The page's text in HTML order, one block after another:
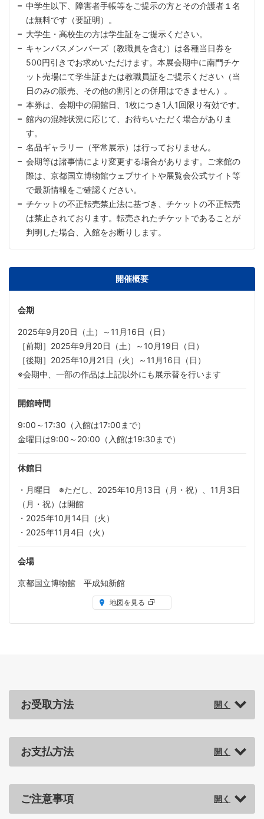
中学生以下、障害者手帳等をご提示の方とその介護者１名
は無料です（要証明）。
大学生・高校生の方は学生証をご提示ください。
キャンパスメンバーズ（教職員を含む）は各種当日券を
500円引きでお求めいただけます。本展会期中に南門チケ
ット売場にて学生証または教職員証をご提示ください（当
日のみの販売、その他の割引との併用はできません）。
本券は、会期中の開館日、1枚につき1人1回限り有効です。
館内の混雑状況に応じて、お待ちいただく場合がありま
す。
名品ギャラリー（平常展示）は行っておりません。
会期等は諸事情により変更する場合があります。ご来館の
際は、京都国立博物館ウェブサイトや展覧会公式サイト等
で最新情報をご確認ください。
チケットの不正転売禁止法に基づき、チケットの不正転売
は禁止されております。転売されたチケットであることが
判明した場合、入館をお断りします。
開催概要
会期
2025年9月20日（土）～11月16日（日）
［前期］2025年9月20日（土）～10月19日（日）
［後期］2025年10月21日（火）～11月16日（日）
※会期中、一部の作品は上記以外にも展示替を行います
開館時間
9:00～17:30（入館は17:00まで）
金曜日は9:00～20:00（入館は19:30まで）
休館日
・月曜日 ※ただし、2025年10月13日（月・祝）、11月3日
（月・祝）は開館
・2025年10月14日（火）
・2025年11月4日（火）
会場
京都国立博物館 平成知新館
地図を見る
お受取方法
お支払方法
ご注意事項